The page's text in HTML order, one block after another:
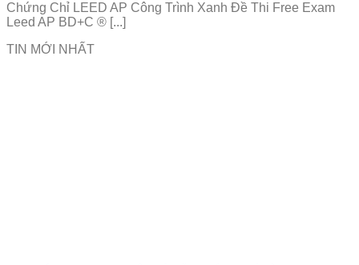
Chứng Chỉ LEED AP Công Trình Xanh Đề Thi Free Exam
Leed AP BD+C ® [...]
TIN MỚI NHẤT